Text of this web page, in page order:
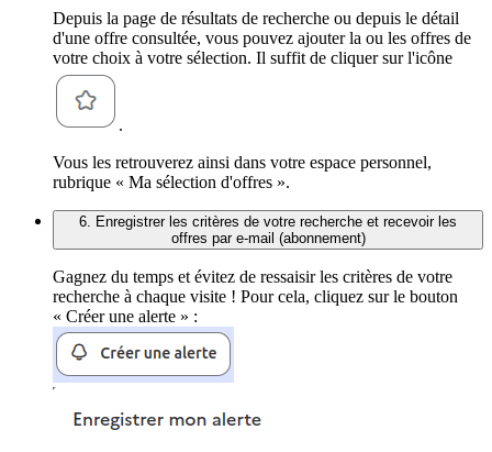
Depuis la page de résultats de recherche ou depuis le détail
d'une offre consultée, vous pouvez ajouter la ou les offres de
votre choix à votre sélection. Il suffit de cliquer sur l'icône
.
Vous les retrouverez ainsi dans votre espace personnel,
rubrique « Ma sélection d'offres ».
6. Enregistrer les critères de votre recherche et recevoir les
offres par e-mail (abonnement)
Gagnez du temps et évitez de ressaisir les critères de votre
recherche à chaque visite ! Pour cela, cliquez sur le bouton
« Créer une alerte » :